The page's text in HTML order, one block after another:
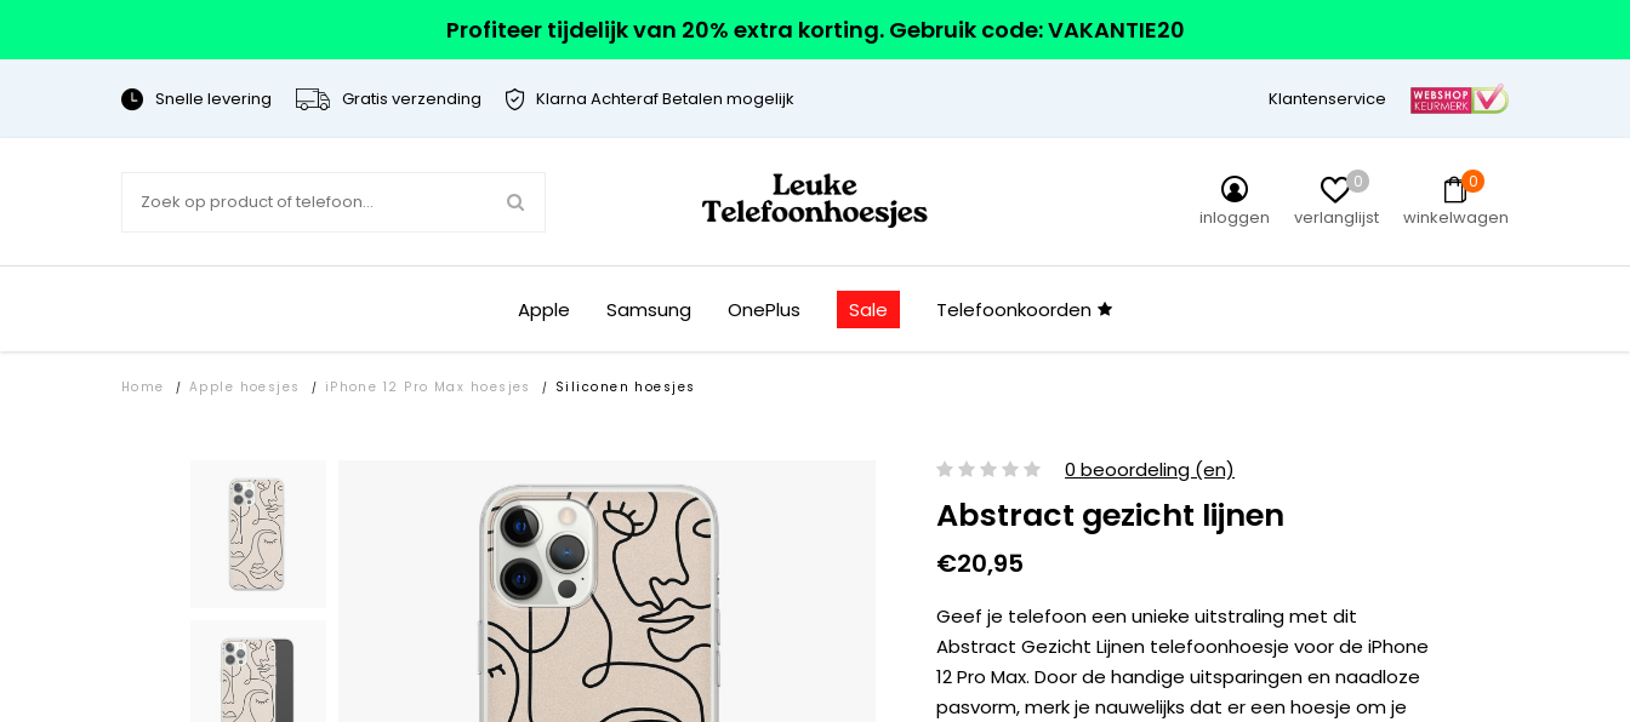
Profiteer tijdelijk van 20% extra korting. Gebruik code: VAKANTIE20
Snelle levering Gratis verzending Klarna Achteraf Betalen mogelijk Klantenservice
inloggen
0
verlanglijst
0
winkelwagen
Apple Samsung OnePlus Sale Telefoonkoorden
Home / Apple hoesjes / iPhone 12 Pro Max hoesjes / Siliconen hoesjes
0 beoordeling (en)
Abstract gezicht lijnen
€20,95
Geef je telefoon een unieke uitstraling met dit
Abstract Gezicht Lijnen telefoonhoesje voor de iPhone
12 Pro Max. Door de handige uitsparingen en naadloze
pasvorm, merk je nauwelijks dat er een hoesje om je